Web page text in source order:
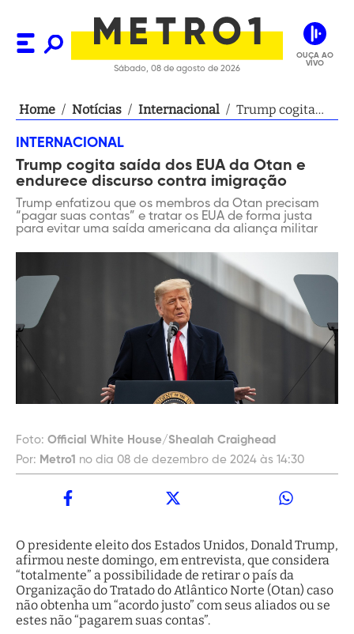
Sábado, 08 de agosto de 2026
OUÇA AO
VIVO
Home / Notícias / Internacional / Trump cogita
discurso contra
imigração
INTERNACIONAL
Trump cogita saída dos EUA da Otan e
endurece discurso contra imigração
Trump enfatizou que os membros da Otan precisam
“pagar suas contas” e tratar os EUA de forma justa
para evitar uma saída americana da aliança militar
Foto: Official White House/Shealah Craighead
Por: Metro1 no dia 08 de dezembro de 2024 às 14:30
O presidente eleito dos Estados Unidos, Donald Trump,
afirmou neste domingo, em entrevista, que considera
“totalmente” a possibilidade de retirar o país da
Organização do Tratado do Atlântico Norte (Otan) caso
não obtenha um “acordo justo” com seus aliados ou se
estes não “pagarem suas contas”.